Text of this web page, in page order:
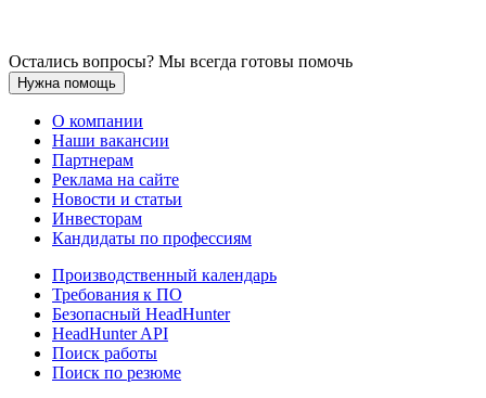
Остались вопросы? Мы всегда готовы помочь
Нужна помощь
О компании
Наши вакансии
Партнерам
Реклама на сайте
Новости и статьи
Инвесторам
Кандидаты по профессиям
Производственный календарь
Требования к ПО
Безопасный HeadHunter
HeadHunter API
Поиск работы
Поиск по резюме